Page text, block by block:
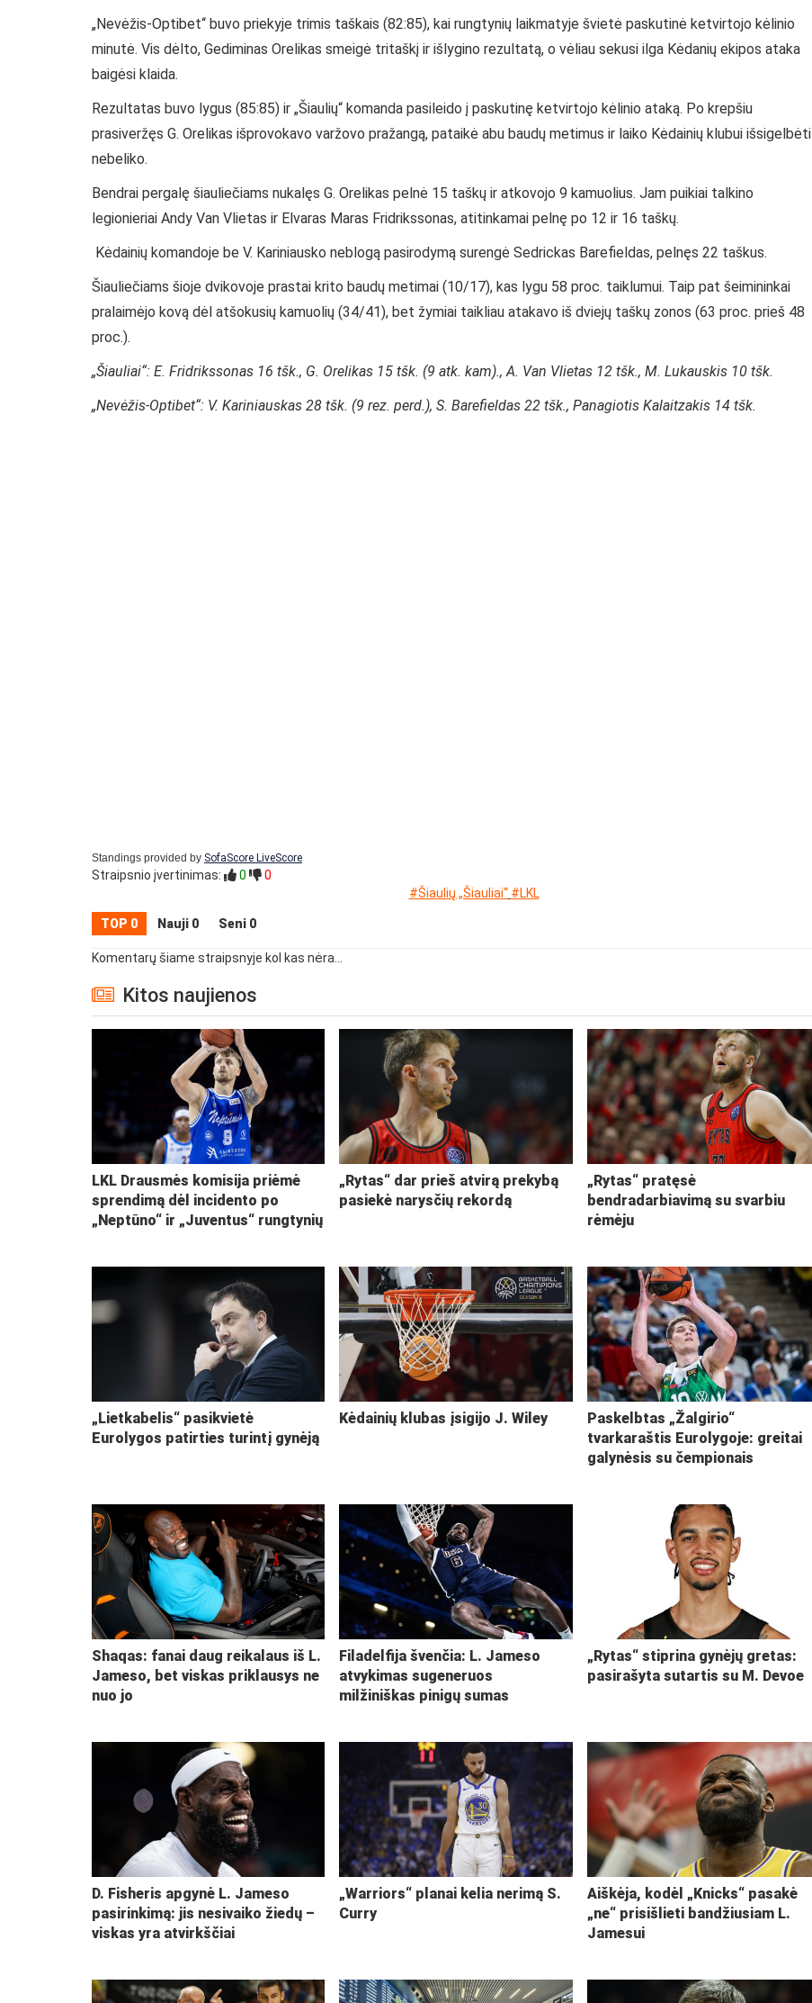
„Nevėžis-Optibet“ buvo priekyje trimis taškais (82:85), kai rungtynių laikmatyje švietė paskutinė ketvirtojo kėlinio
minutė. Vis dėlto, Gediminas Orelikas smeigė tritaškį ir išlygino rezultatą, o vėliau sekusi ilga Kėdanių ekipos ataka
baigėsi klaida.
Rezultatas buvo lygus (85:85) ir „Šiaulių“ komanda pasileido į paskutinę ketvirtojo kėlinio ataką. Po krepšiu
prasiveržęs G. Orelikas išprovokavo varžovo pražangą, pataikė abu baudų metimus ir laiko Kėdainių klubui išsigelbėti
nebeliko.
Bendrai pergalę šiauliečiams nukalęs G. Orelikas pelnė 15 taškų ir atkovojo 9 kamuolius. Jam puikiai talkino
legionieriai Andy Van Vlietas ir Elvaras Maras Fridrikssonas, atitinkamai pelnę po 12 ir 16 taškų.
Kėdainių komandoje be V. Kariniausko neblogą pasirodymą surengė Sedrickas Barefieldas, pelnęs 22 taškus.
Šiauliečiams šioje dvikovoje prastai krito baudų metimai (10/17), kas lygu 58 proc. taiklumui. Taip pat šeimininkai
pralaimėjo kovą dėl atšokusių kamuolių (34/41), bet žymiai taikliau atakavo iš dviejų taškų zonos (63 proc. prieš 48
proc.).
„Šiauliai“: E. Fridrikssonas 16 tšk., G. Orelikas 15 tšk. (9 atk. kam)., A. Van Vlietas 12 tšk., M. Lukauskis 10 tšk.
„Nevėžis-Optibet“: V. Kariniauskas 28 tšk. (9 rez. perd.), S. Barefieldas 22 tšk., Panagiotis Kalaitzakis 14 tšk.
Standings provided by SofaScore LiveScore
Straipsnio įvertinimas: 0
0
#Šiaulių „Šiauliai“ #LKL
TOP 0 Nauji 0 Seni 0
Komentarų šiame straipsnyje kol kas nėra...
Kitos naujienos
LKL Drausmės komisija priėmė
sprendimą dėl incidento po
„Neptūno“ ir „Juventus“ rungtynių
„Rytas“ dar prieš atvirą prekybą
pasiekė narysčių rekordą
„Rytas“ pratęsė
bendradarbiavimą su svarbiu
rėmėju
„Lietkabelis“ pasikvietė
Eurolygos patirties turintį gynėją
Kėdainių klubas įsigijo J. Wiley
Paskelbtas „Žalgirio“
tvarkaraštis Eurolygoje: greitai
galynėsis su čempionais
Shaqas: fanai daug reikalaus iš L.
Jameso, bet viskas priklausys ne
nuo jo
Filadelfija švenčia: L. Jameso
atvykimas sugeneruos
milžiniškas pinigų sumas
„Rytas“ stiprina gynėjų gretas:
pasirašyta sutartis su M. Devoe
D. Fisheris apgynė L. Jameso
pasirinkimą: jis nesivaiko žiedų –
viskas yra atvirkščiai
„Warriors“ planai kelia nerimą S.
Curry
Aiškėja, kodėl „Knicks“ pasakė
„ne“ prisišlieti bandžiusiam L.
Jamesui